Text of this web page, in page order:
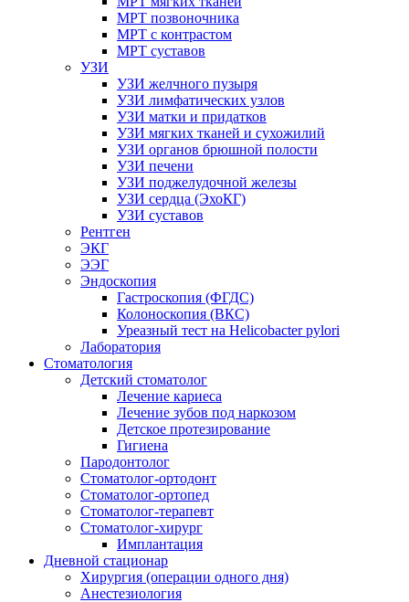
МРТ позвоночника
МРТ с контрастом
МРТ суставов
УЗИ
УЗИ желчного пузыря
УЗИ лимфатических узлов
УЗИ матки и придатков
УЗИ мягких тканей и сухожилий
УЗИ органов брюшной полости
УЗИ печени
УЗИ поджелудочной железы
УЗИ сердца (ЭхоКГ)
УЗИ суставов
Рентген
ЭКГ
ЭЭГ
Эндоскопия
Гастроскопия (ФГДС)
Колоноскопия (ВКС)
Уреазный тест на Helicobacter pylori
Лаборатория
Стоматология
Детский стоматолог
Лечение кариеса
Лечение зубов под наркозом
Детское протезирование
Гигиена
Пародонтолог
Стоматолог-ортодонт
Стоматолог-ортопед
Стоматолог-терапевт
Стоматолог-хирург
Имплантация
Дневной стационар
Хирургия (операции одного дня)
Анестезиология